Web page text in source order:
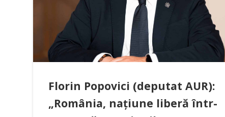
Florin Popovici (deputat AUR):
„România, națiune liberă într-